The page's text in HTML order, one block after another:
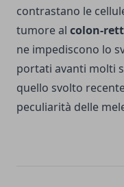
contrastano le
tumore al colon-
ne impediscono lo
portati avanti molti
quello svolto
peculiarità delle